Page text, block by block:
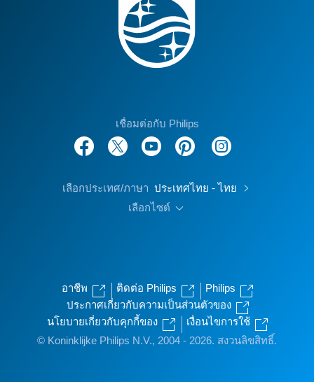
เชื่อมต่อกับ Philips
เลือกประเทศ/ภาษา ประเทศไทย - ไทย
เลือกไซต์
อาชีพ ติดต่อ Philips
Philips
ประกาศเกี่ยวกับความเป็นส่วนตัวของ
นโยบายเกี่ยวกับคุกกี้ของ
เงื่อนไขการใช้
© Koninklijke Philips N.V., 2004 - 2026. สงวนลิขสิทธิ์.